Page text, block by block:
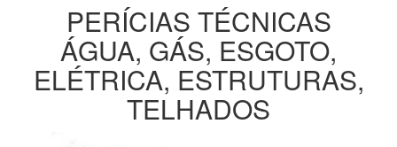
PERÍCIAS TÉCNICAS
ÁGUA, GÁS, ESGOTO,
ELÉTRICA, ESTRUTURAS,
TELHADOS